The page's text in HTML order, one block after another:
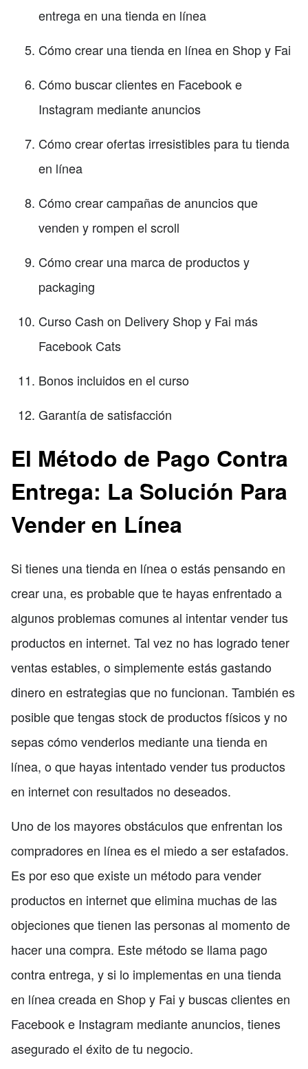
entrega en una tienda en línea
Cómo crear una tienda en línea en Shop y Fai
Cómo buscar clientes en Facebook e
Instagram mediante anuncios
Cómo crear ofertas irresistibles para tu tienda
en línea
Cómo crear campañas de anuncios que
venden y rompen el scroll
Cómo crear una marca de productos y
packaging
Curso Cash on Delivery Shop y Fai más
Facebook Cats
Bonos incluidos en el curso
Garantía de satisfacción
El Método de Pago Contra
Entrega: La Solución Para
Vender en Línea
Si tienes una tienda en línea o estás pensando en
crear una, es probable que te hayas enfrentado a
algunos problemas comunes al intentar vender tus
productos en internet. Tal vez no has logrado tener
ventas estables, o simplemente estás gastando
dinero en estrategias que no funcionan. También es
posible que tengas stock de productos físicos y no
sepas cómo venderlos mediante una tienda en
línea, o que hayas intentado vender tus productos
en internet con resultados no deseados.
Uno de los mayores obstáculos que enfrentan los
compradores en línea es el miedo a ser estafados.
Es por eso que existe un método para vender
productos en internet que elimina muchas de las
objeciones que tienen las personas al momento de
hacer una compra. Este método se llama pago
contra entrega, y si lo implementas en una tienda
en línea creada en Shop y Fai y buscas clientes en
Facebook e Instagram mediante anuncios, tienes
asegurado el éxito de tu negocio.